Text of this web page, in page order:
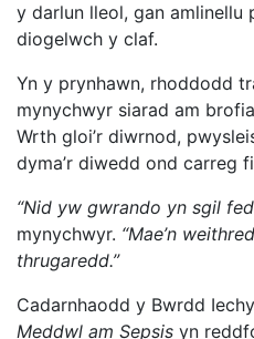
y darlun lleol, gan amlinellu
diogelwch y claf.
Yn y prynhawn, rhoddodd
mynychwyr siarad am
Wrth gloi’r diwrnod,
dyma’r diwedd ond carreg
“Nid yw gwrando yn sgil
mynychwyr. “Mae’n
thrugaredd.”
Cadarnhaodd y Bwrdd
Meddwl am Sepsis yn